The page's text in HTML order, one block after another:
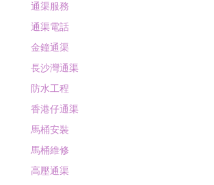
通渠服務
通渠電話
金鐘通渠
長沙灣通渠
防水工程
香港仔通渠
馬桶安裝
馬桶維修
高壓通渠